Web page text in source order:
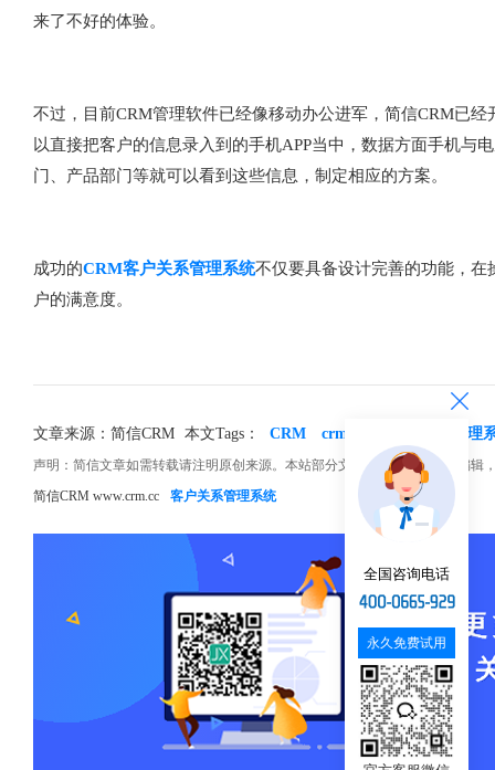
来了不好的体验。
不过，目前CRM管理软件已经像移动办公进军，简信CRM已
以直接把客户的信息录入到的手机APP当中，数据方面手机与
门、产品部门等就可以看到这些信息，制定相应的方案。
成功的CRM客户关系管理系统不仅要具备设计完善的功能，
户的满意度。
文章来源：简信CRM 本文Tags： CRM crm系统 crm客户管理
声明：简信文章如需转载请注明原创来源。本站部分文章和图片来源网络编
简信CRM www.crm.cc
客户关系管理系统
全国咨询电话
永久免费试用